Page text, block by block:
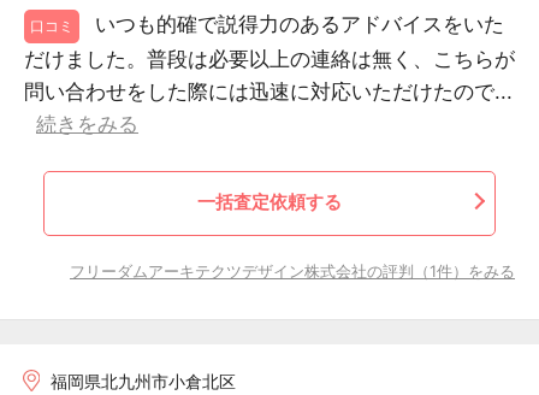
口コミ
いつも的確で説得力のあるアドバイスをいた
だけました。普段は必要以上の連絡は無く、こちらが
問い合わせをした際には迅速に対応いただけたので...
続きをみる
一括査定依頼する
フリーダムアーキテクツデザイン株式会社の評判（1件）をみる
福岡県北九州市小倉北区